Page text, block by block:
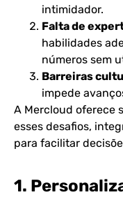
intimidador.
Falta de
habilidades
números sem
Barreiras
impede
A Mercloud oferece
esses desafios,
para facilitar
1.